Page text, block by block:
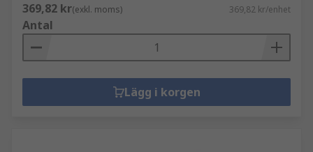
369,82 kr(exkl. moms) 369,82 kr/enhet
Antal
Lägg i korgen